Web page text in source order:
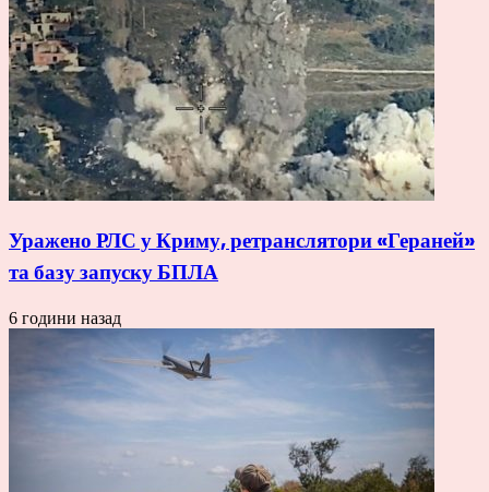
Уражено РЛС у Криму, ретранслятори «Гераней»
та базу запуску БПЛА
6 години назад